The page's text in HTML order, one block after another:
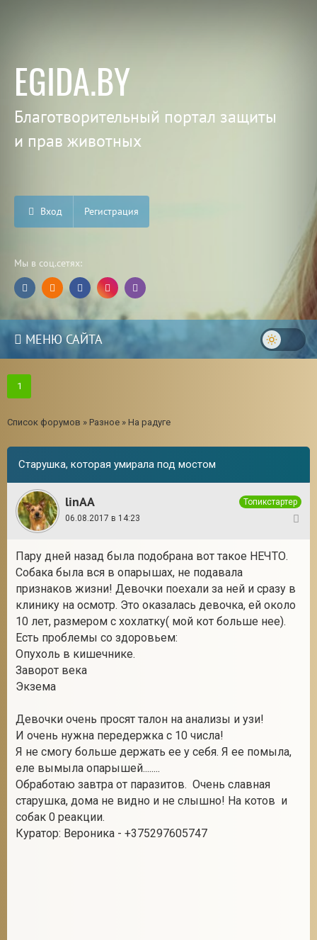
EGIDA.BY
Благотворительный портал защиты
и прав животных
Вход Регистрация
Мы в соц.сетях:
МЕНЮ САЙТА
1
Список форумов » Разное » На радуге
Старушка, которая умирала под мостом
linAA
Топикстартер
06.08.2017 в 14:23
Пару дней назад была подобрана вот такое НЕЧТО.
Собака была вся в опарышах, не подавала
признаков жизни! Девочки поехали за ней и сразу в
клинику на осмотр. Это оказалась девочка, ей около
10 лет, размером с хохлатку( мой кот больше нее).
Есть проблемы со здоровьем:
Опухоль в кишечнике.
Заворот века
Экзема
Девочки очень просят талон на анализы и узи!
И очень нужна передержка с 10 числа!
Я не смогу больше держать ее у себя. Я ее помыла,
еле вымыла опарышей........
Обработаю завтра от паразитов. Очень славная
старушка, дома не видно и не слышно! На котов и
собак 0 реакции.
Куратор: Вероника - +375297605747